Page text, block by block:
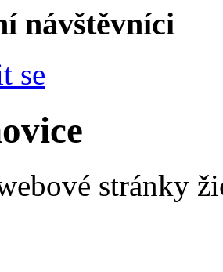
návštěvníci
se
stránky